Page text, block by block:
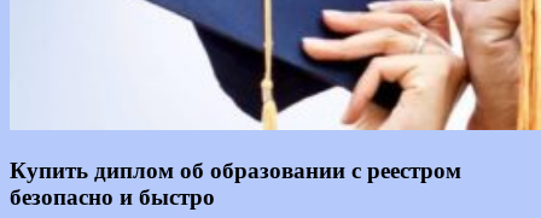
Информация
Купить диплом об образовании с реестром
безопасно и быстро